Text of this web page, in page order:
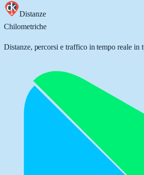
Distanze
Chilometriche
Distanze, percorsi e traffico in tempo reale in